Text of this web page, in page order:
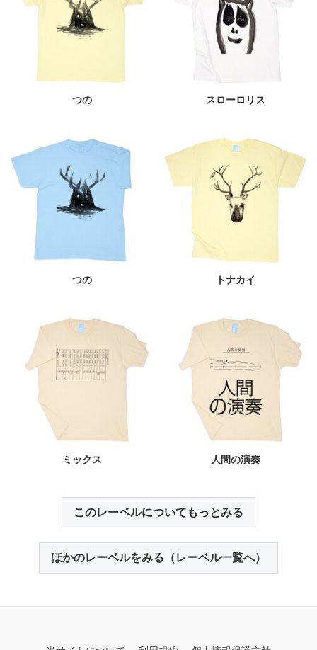
つの スローロリス
つの トナカイ
ミックス 人間の演奏
このレーベルについてもっとみる
ほかのレーベルをみる（レーベル一覧へ）